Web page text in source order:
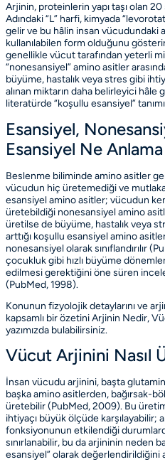
Arjinin, proteinlerin yapı taşı olan
Adındaki “L” harfi, kimyada
gelir ve bu hâlin insan vücudundaki
kullanılabilen form olduğunu
genellikle vücut tarafından yeterli
“nonesansiyel” amino asitler
büyüme, hastalık veya stres gibi
alınan miktarın daha belirleyici
literatürde “koşullu esansiyel” tanımı
Esansiyel,
Esansiyel Ne
Beslenme biliminde amino asitler
vücudun hiç üretemediği ve
esansiyelamino asitler; vücudun
üretebildiği nonesansiyelamino
üretilse de büyüme, hastalık veya
arttığı koşullu esansiyelamino
nonesansiyel olarak sınıflandırılır
çocukluk gibi hızlı büyüme
edilmesi gerektiğini öne süren
(PubMed, 1998).
Konunun fizyolojik detaylarını ve
kapsamlı bir özetiniArjinin Nedir,
yazımızda bulabilirsiniz.
Vücut Arjinini Nasıl
İnsan vücudu arjinini, başta
başka amino asitlerden, bağırsak-
üretebilir(PubMed, 2009). Bu
ihtiyaçı büyük ölçüde karşılayabilir;
fonksiyonunun etkilendiği
sınırlanabilir, bu da arjininin neden
esansiyel” olarak değerlendirildiğini